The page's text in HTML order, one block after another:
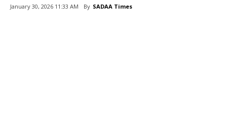
January 30, 2026 11:33 AM By SADAA Times